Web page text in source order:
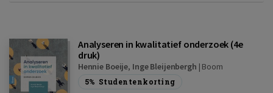
Analyseren in kwalitatief onderzoek (4e
druk)
Hennie Boeije, Inge Bleijenbergh | Boom
5% Studentenkorting